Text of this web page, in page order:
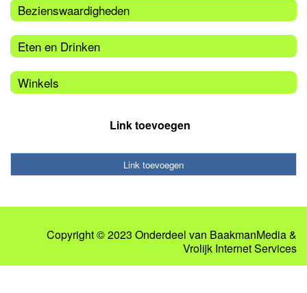
Bezienswaardigheden
Eten en Drinken
Winkels
Link toevoegen
Link toevoegen
Copyright © 2023 Onderdeel van BaakmanMedia&
Vrolijk Internet Services